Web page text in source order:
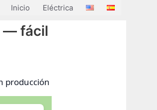
Inicio Eléctrica
— fácil
producción